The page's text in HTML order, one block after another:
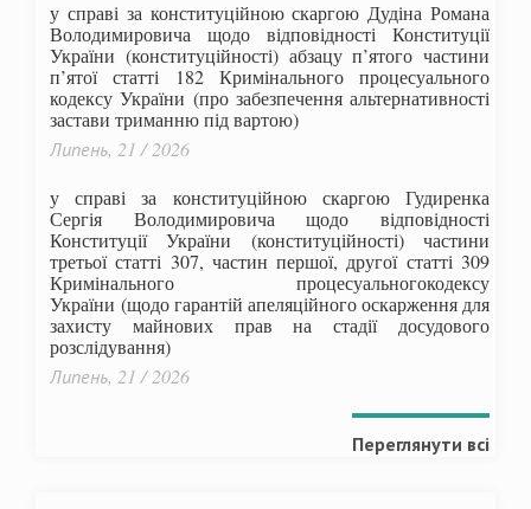
у справі за конституційною скаргою Дудіна Романа
Володимировича щодо відповідності Конституції
України (конституційності) абзацу п’ятого частини
п’ятої статті 182 Кримінального процесуального
кодексу України (про забезпечення альтернативності
застави триманню під вартою)
Липень, 21 / 2026
у справі за конституційною скаргою Гудиренка
Сергія Володимировича щодо відповідності
Конституції України (конституційності) частини
третьої статті 307, частин першої, другої статті 309
Кримінального процесуальногокодексу
України (щодо гарантій апеляційного оскарження для
захисту майнових прав на стадії досудового
розслідування)
Липень, 21 / 2026
Переглянути всі